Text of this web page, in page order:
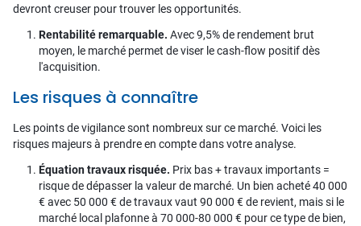
devront creuser pour trouver les opportunités.
Rentabilité remarquable. Avec 9,5% de rendement brut
moyen, le marché permet de viser le cash-flow positif dès
l'acquisition.
Les risques à connaître
Les points de vigilance sont nombreux sur ce marché. Voici les
risques majeurs à prendre en compte dans votre analyse.
Équation travaux risquée. Prix bas + travaux importants =
risque de dépasser la valeur de marché. Un bien acheté 40 000
€ avec 50 000 € de travaux vaut 90 000 € de revient, mais si le
marché local plafonne à 70 000-80 000 € pour ce type de bien,